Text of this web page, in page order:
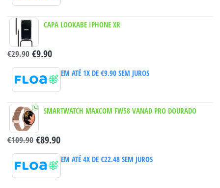
CAPA LOOKABE IPHONE XR
€29.90 €9.90
EM ATÉ 1X DE €9.90SEM JUROS
SMARTWATCH MAXCOM FW58 VANAD PRO DOURADO
€109.90 €89.90
EM ATÉ 4X DE €22.48SEM JUROS